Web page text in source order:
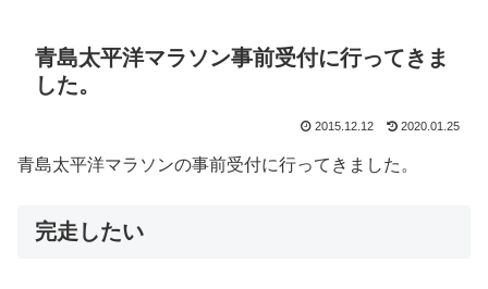
青島太平洋マラソン事前受付に行ってきま
した。
2015.12.12 2020.01.25
青島太平洋マラソンの事前受付に行ってきました。
完走したい